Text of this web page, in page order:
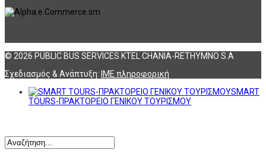
© 2026 PUBLIC BUS SERVICES KTEL CHANIA-RETHYMNO S.A
Σχεδιασμός & Ανάπτυξη: ΙΜΕ πληροφορική
SMART
TOURS-ΠΡΑΚΤΟΡΕΙΟ ΓΕΝΙΚΟΥ ΤΟΥΡΙΣΜΟΥ